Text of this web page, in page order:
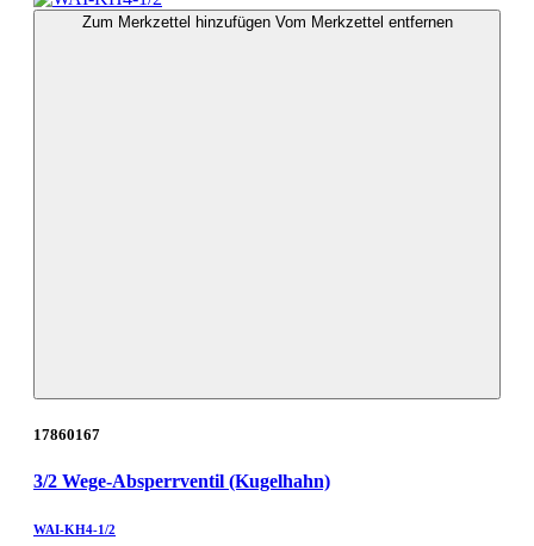
Zum Merkzettel hinzufügen Vom Merkzettel entfernen
17860167
3/2 Wege-Absperrventil (Kugelhahn)
WAI-KH4-1/2